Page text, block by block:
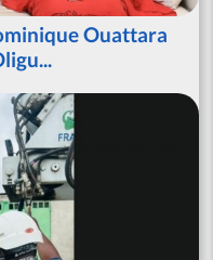
Ouattara